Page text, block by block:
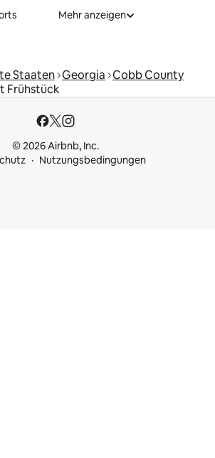
Mehr anzeigen
Staaten Georgia Cobb County
Frühstück
© 2026 Airbnb, Inc.
Nutzungsbedingungen